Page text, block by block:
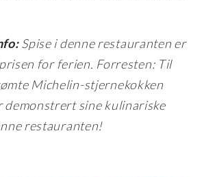
Spise i denne restauranten er
for ferien. Forresten: Til
Michelin-stjernekokken
demonstrert sine kulinariske
restauranten!